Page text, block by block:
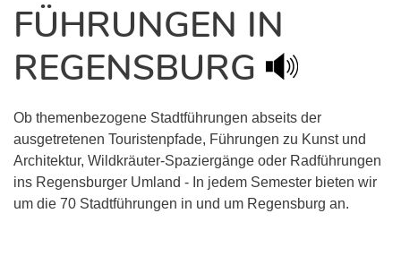
FÜHRUNGEN IN
REGENSBURG
Ob themenbezogene Stadtführungen abseits der
ausgetretenen Touristenpfade, Führungen zu Kunst und
Architektur, Wildkräuter-Spaziergänge oder Radführungen
ins Regensburger Umland - In jedem Semester bieten wir
um die 70 Stadtführungen in und um Regensburg an.